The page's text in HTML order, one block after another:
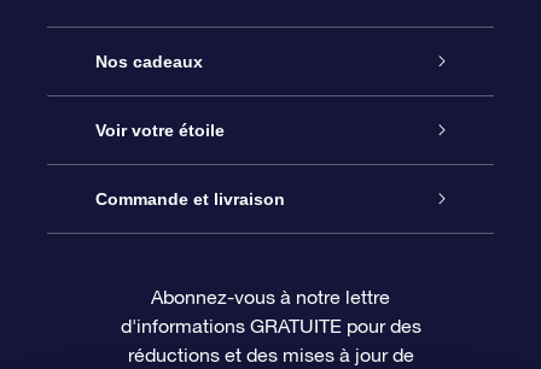
Service
À propos de l’OSR
Nous contacter
Questions fréquemment posées
Nos cadeaux
Cadeau d’étoile en ligne
Coffret cadeau OSR
Carte cadeau OSR
Voir votre étoile
Registre des étoiles
Page d’accueil personnalisée
Commande et livraison
Informations de paiement
Abonnez-vous à notre lettre
d'informations GRATUITE pour des
réductions et des mises à jour de